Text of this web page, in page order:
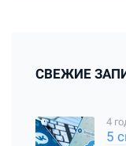
СВЕЖИЕ
4
5